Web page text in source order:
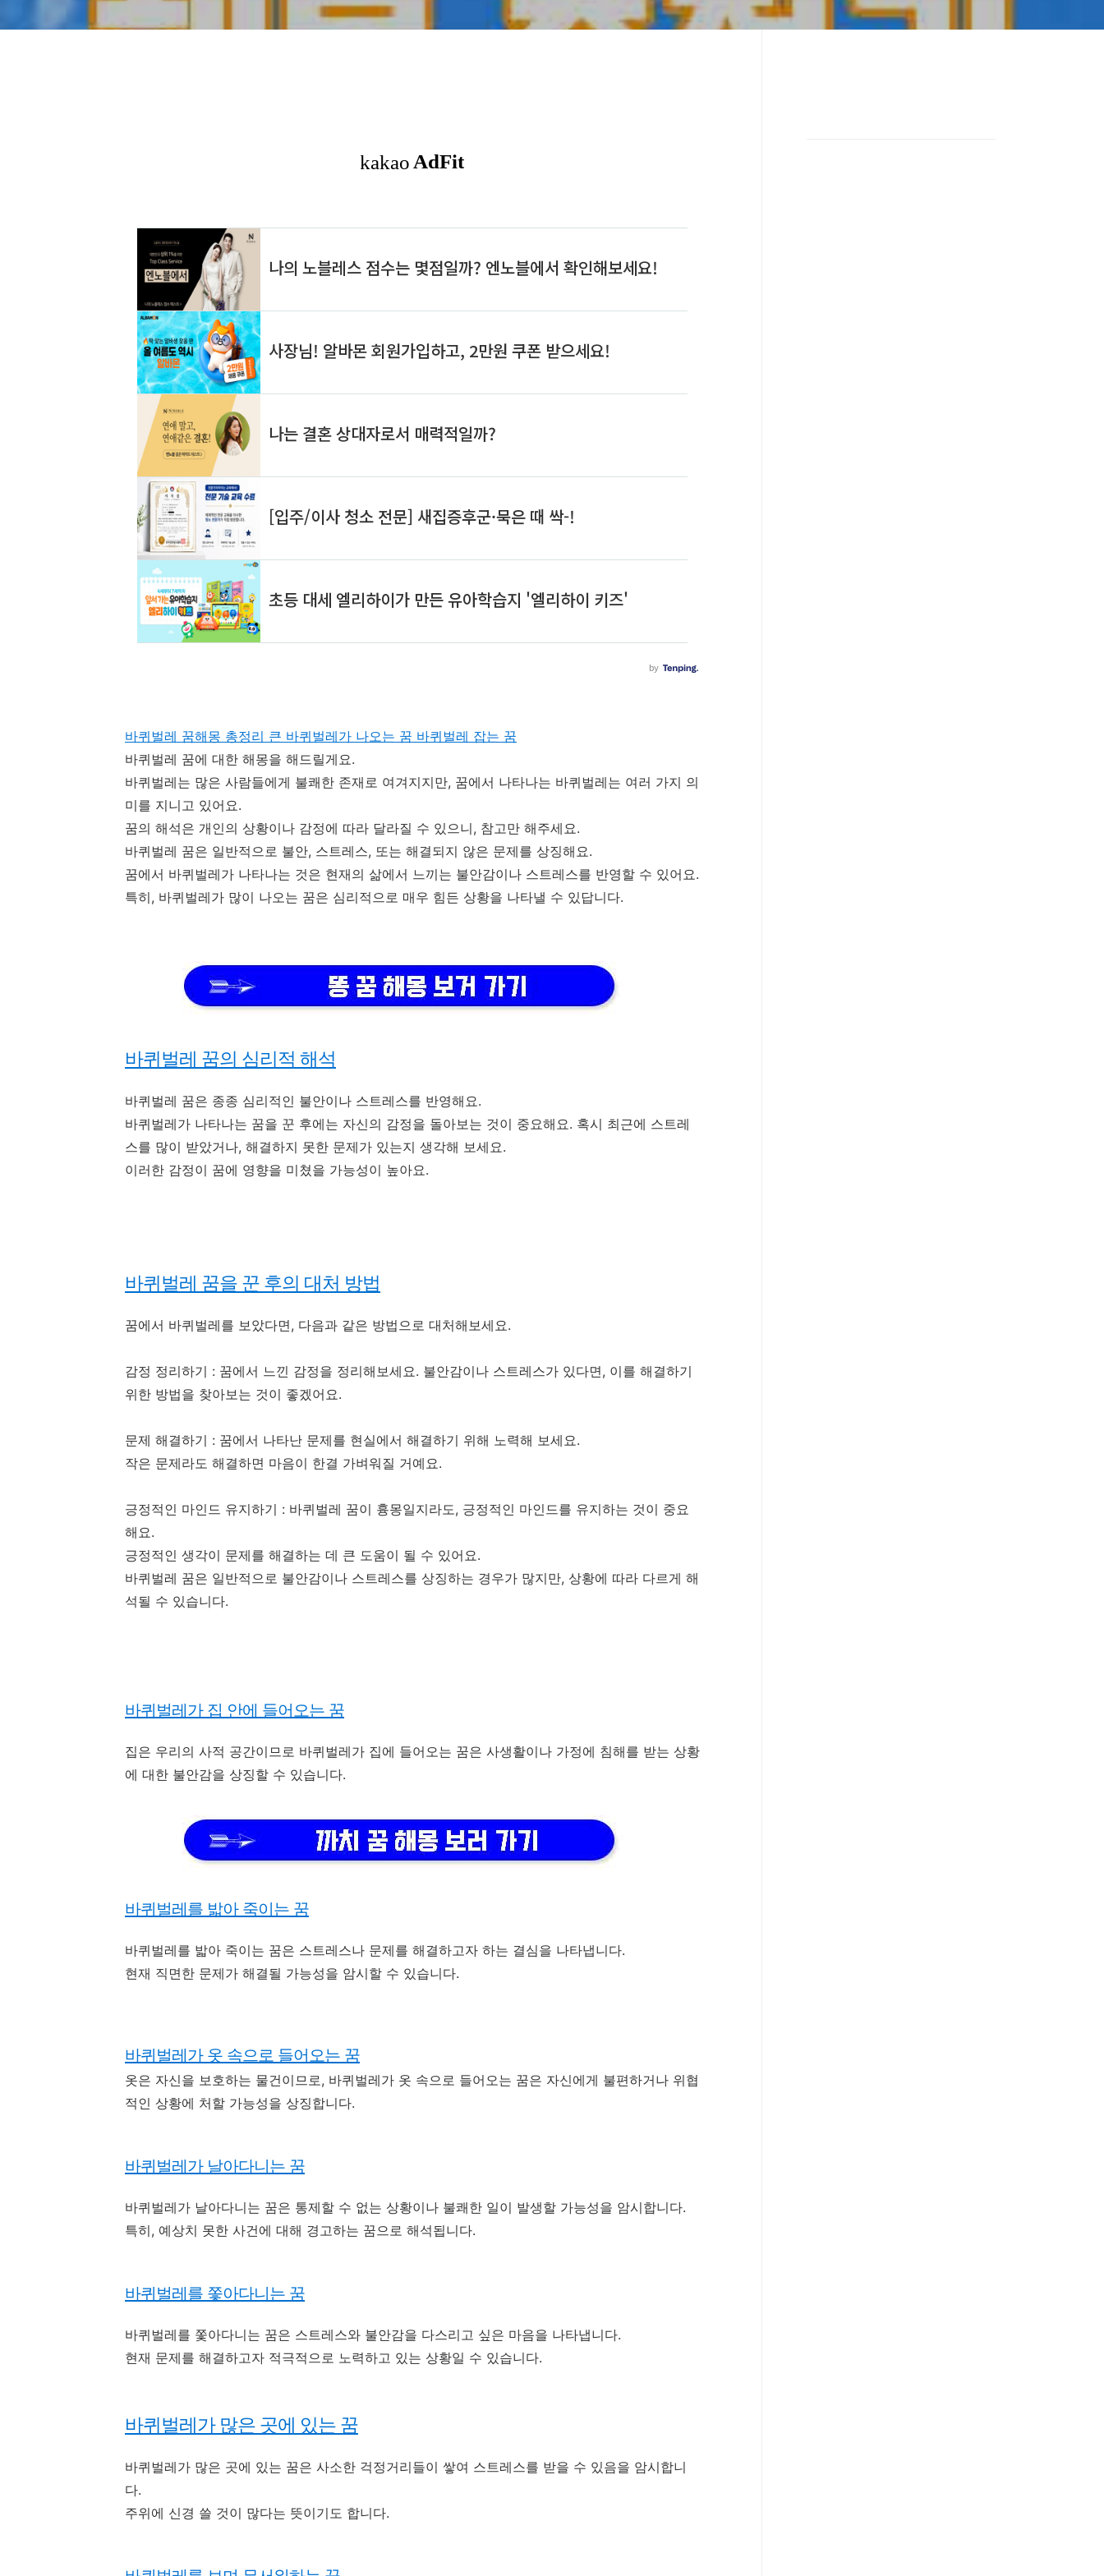
바퀴벌레 꿈해몽 총정리 큰 바퀴벌레가 나오는 꿈 바퀴벌레 잡는 꿈
바퀴벌레 꿈에 대한 해몽을 해드릴게요.
바퀴벌레는 많은 사람들에게 불쾌한 존재로 여겨지지만, 꿈에서 나타나는 바퀴벌레는 여러 가지 의
미를 지니고 있어요.
꿈의 해석은 개인의 상황이나 감정에 따라 달라질 수 있으니, 참고만 해주세요.
바퀴벌레 꿈은 일반적으로 불안, 스트레스, 또는 해결되지 않은 문제를 상징해요.
꿈에서 바퀴벌레가 나타나는 것은 현재의 삶에서 느끼는 불안감이나 스트레스를 반영할 수 있어요.
특히, 바퀴벌레가 많이 나오는 꿈은 심리적으로 매우 힘든 상황을 나타낼 수 있답니다.
바퀴벌레 꿈의 심리적 해석
바퀴벌레 꿈은 종종 심리적인 불안이나 스트레스를 반영해요.
바퀴벌레가 나타나는 꿈을 꾼 후에는 자신의 감정을 돌아보는 것이 중요해요. 혹시 최근에 스트레
스를 많이 받았거나, 해결하지 못한 문제가 있는지 생각해 보세요.
이러한 감정이 꿈에 영향을 미쳤을 가능성이 높아요.
바퀴벌레 꿈을 꾼 후의 대처 방법
꿈에서 바퀴벌레를 보았다면, 다음과 같은 방법으로 대처해보세요.
감정 정리하기 : 꿈에서 느낀 감정을 정리해보세요. 불안감이나 스트레스가 있다면, 이를 해결하기
위한 방법을 찾아보는 것이 좋겠어요.
문제 해결하기 : 꿈에서 나타난 문제를 현실에서 해결하기 위해 노력해 보세요.
작은 문제라도 해결하면 마음이 한결 가벼워질 거예요.
긍정적인 마인드 유지하기 : 바퀴벌레 꿈이 흉몽일지라도, 긍정적인 마인드를 유지하는 것이 중요
해요.
긍정적인 생각이 문제를 해결하는 데 큰 도움이 될 수 있어요.
바퀴벌레 꿈은 일반적으로 불안감이나 스트레스를 상징하는 경우가 많지만, 상황에 따라 다르게 해
석될 수 있습니다.
바퀴벌레가 집 안에 들어오는 꿈
집은 우리의 사적 공간이므로 바퀴벌레가 집에 들어오는 꿈은 사생활이나 가정에 침해를 받는 상황
에 대한 불안감을 상징할 수 있습니다.
바퀴벌레를 밟아 죽이는 꿈
바퀴벌레를 밟아 죽이는 꿈은 스트레스나 문제를 해결하고자 하는 결심을 나타냅니다.
현재 직면한 문제가 해결될 가능성을 암시할 수 있습니다.
바퀴벌레가 옷 속으로 들어오는 꿈
옷은 자신을 보호하는 물건이므로, 바퀴벌레가 옷 속으로 들어오는 꿈은 자신에게 불편하거나 위협
적인 상황에 처할 가능성을 상징합니다.
바퀴벌레가 날아다니는 꿈
바퀴벌레가 날아다니는 꿈은 통제할 수 없는 상황이나 불쾌한 일이 발생할 가능성을 암시합니다.
특히, 예상치 못한 사건에 대해 경고하는 꿈으로 해석됩니다.
바퀴벌레를 쫓아다니는 꿈
바퀴벌레를 쫓아다니는 꿈은 스트레스와 불안감을 다스리고 싶은 마음을 나타냅니다.
현재 문제를 해결하고자 적극적으로 노력하고 있는 상황일 수 있습니다.
바퀴벌레가 많은 곳에 있는 꿈
바퀴벌레가 많은 곳에 있는 꿈은 사소한 걱정거리들이 쌓여 스트레스를 받을 수 있음을 암시합니
다.
주위에 신경 쓸 것이 많다는 뜻이기도 합니다.